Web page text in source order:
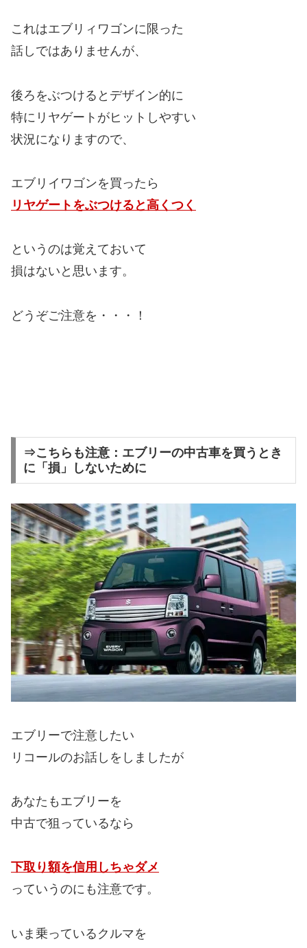
これはエブリィワゴンに限った
話しではありませんが、
後ろをぶつけるとデザイン的に
特にリヤゲートがヒットしやすい
状況になりますので、
エブリイワゴンを買ったら
リヤゲートをぶつけると高くつく
というのは覚えておいて
損はないと思います。
どうぞご注意を・・・！
⇒こちらも注意：エブリーの中古車を買うとき
に「損」しないために
エブリーで注意したい
リコールのお話しをしましたが
あなたもエブリーを
中古で狙っているなら
下取り額を信用しちゃダメ
っていうのにも注意です。
いま乗っているクルマを